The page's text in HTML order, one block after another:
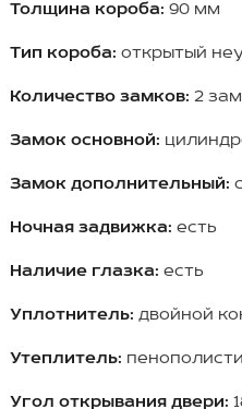
Толщина короба: 90 мм
Тип короба: открытый
Количество замков: 2
Замок основной:
Замок дополнительный:
Ночная задвижка: есть
Наличие глазка: есть
Уплотнитель: двойной
Утеплитель:
Угол открывания двери: